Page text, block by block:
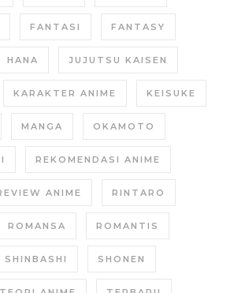
FANTASI FANTASY
HANA JUJUTSU KAISEN
KARAKTER ANIME KEISUKE
MANGA OKAMOTO
REKOMENDASI ANIME
ANIME RINTARO
ROMANSA ROMANTIS
SHINBASHI SHONEN